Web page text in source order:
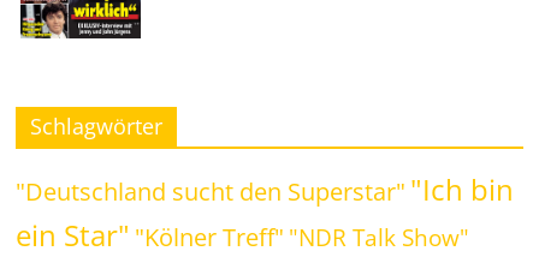
Schlagwörter
"Deutschland sucht den Superstar" "Ich bin
ein Star" "Kölner Treff" "NDR Talk Show"